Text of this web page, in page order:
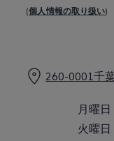
フォ
カス
補助
ID.4
Golf
(個人情報の取り扱い)
260-0001千
月曜日
火曜日